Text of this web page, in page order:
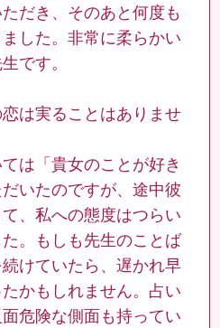
だき、そのあと何度も
した。非常に柔らかい
です。
は実ることはありませ
は「貴女のことが好き
いたのですが、途中彼
、私への態度はつらい
。もしも先生のことば
けていたら、遅かれ早
かもしれません。占い
危険な側面も持ってい